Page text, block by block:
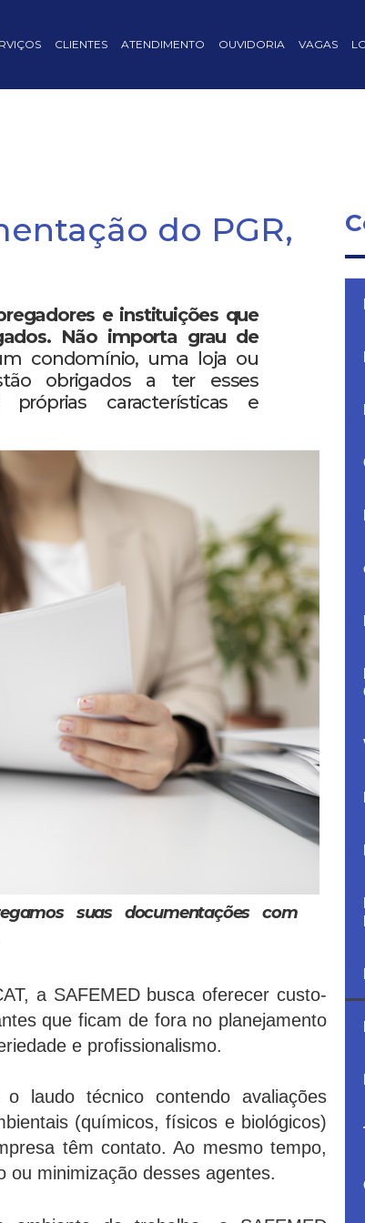
CLIENTES ATENDIMENTO OUVIDORIA VAGAS
do PGR,
e instituições que
Não importa grau de
condomínio, uma loja ou
obrigados a ter esses
características e
suas documentações com
a SAFEMED busca oferecer custo-
que ficam de fora no planejamento
e profissionalismo.
laudo técnico contendo avaliações
(químicos, físicos e biológicos)
têm contato. Ao mesmo tempo,
ou minimização desses agentes.